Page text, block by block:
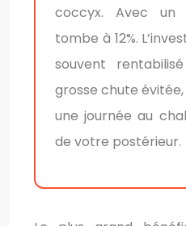
coccyx. Avec
tombe à 12%.
souvent
grosse chute
une journée au
de votre postérieur.